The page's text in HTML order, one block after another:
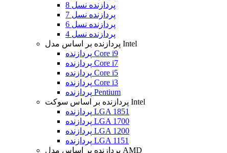
پردازنده نسل 8
پردازنده نسل 7
پردازنده نسل 6
پردازنده نسل 4
پردازنده بر اساس مدل Intel
پردازنده Core i9
پردازنده Core i7
پردازنده Core i5
پردازنده Core i3
پردازنده Pentium
پردازنده بر اساس سوکت Intel
پردازنده LGA 1851
پردازنده LGA 1700
پردازنده LGA 1200
پردازنده LGA 1151
پردازنده بر اساس مدل AMD